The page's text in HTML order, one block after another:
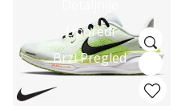
Uporedi
Brzi Pregled